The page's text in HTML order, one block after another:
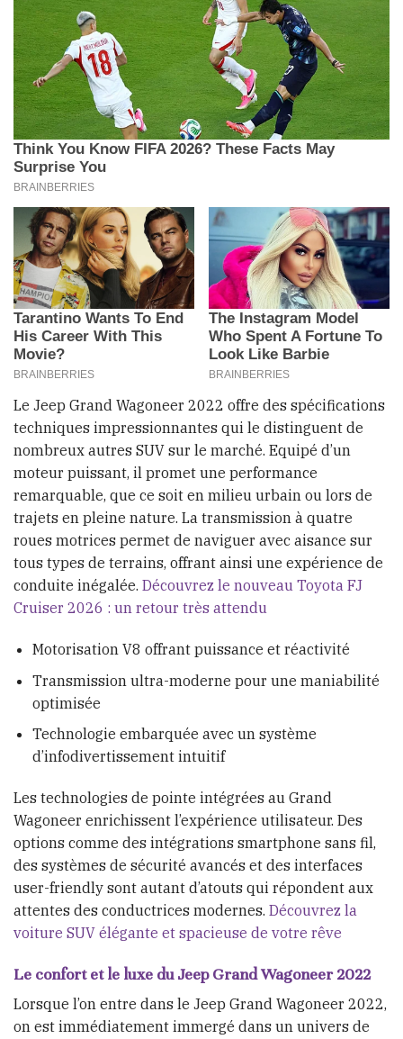
Le Jeep Grand Wagoneer 2022 offre des spécifications
techniques impressionnantes qui le distinguent de
nombreux autres SUV sur le marché. Equipé d’un
moteur puissant, il promet une performance
remarquable, que ce soit en milieu urbain ou lors de
trajets en pleine nature. La transmission à quatre
roues motrices permet de naviguer avec aisance sur
tous types de terrains, offrant ainsi une expérience de
conduite inégalée. Découvrez le nouveau Toyota FJ
Cruiser 2026 : un retour très attendu
Motorisation V8 offrant puissance et réactivité
Transmission ultra-moderne pour une maniabilité
optimisée
Technologie embarquée avec un système
d’infodivertissement intuitif
Les technologies de pointe intégrées au Grand
Wagoneer enrichissent l’expérience utilisateur. Des
options comme des intégrations smartphone sans fil,
des systèmes de sécurité avancés et des interfaces
user-friendly sont autant d’atouts qui répondent aux
attentes des conductrices modernes. Découvrez la
voiture SUV élégante et spacieuse de votre rêve
Le confort et le luxe du Jeep Grand Wagoneer 2022
Lorsque l’on entre dans le Jeep Grand Wagoneer 2022,
on est immédiatement immergé dans un univers de